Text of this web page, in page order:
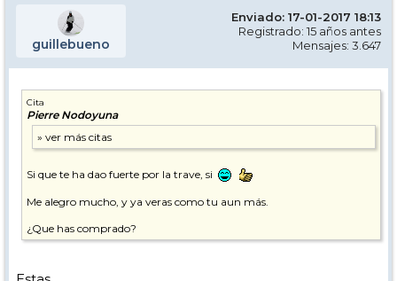
guillebueno
Enviado: 17-01-2017 18:13
Registrado: 15 años antes
Mensajes: 3.647
Cita
Pierre Nodoyuna
Si que te ha dao fuerte por la trave, si
Me alegro mucho, y ya veras como tu aun más.
¿Que has comprado?